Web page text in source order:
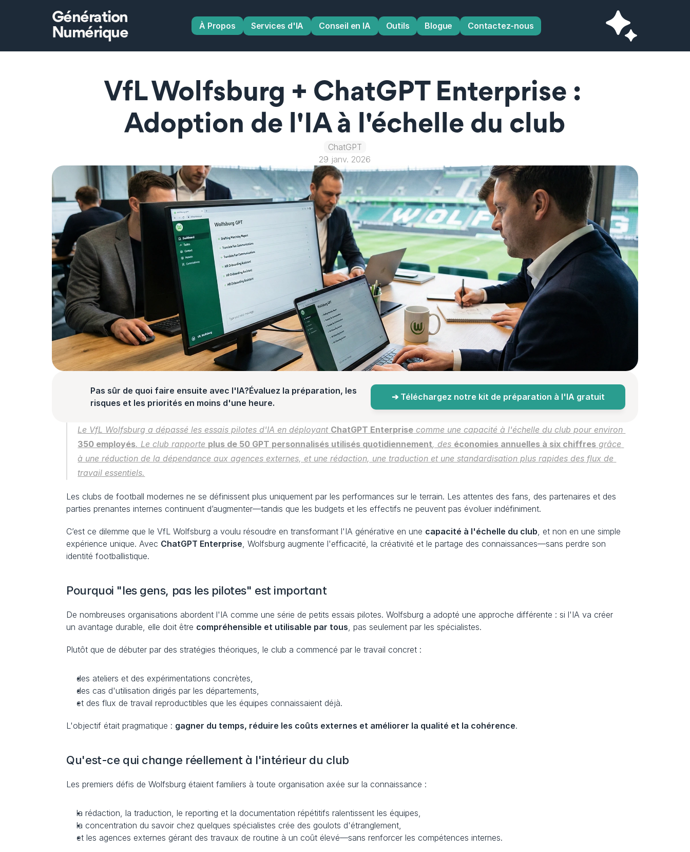
Génération
Numérique
À Propos Services d'IA Conseil en IA Outils Blogue Contactez-nous
VfL Wolfsburg + ChatGPT Enterprise :
Adoption de l'IA à l'échelle du club
ChatGPT
29 janv. 2026
Pas sûr de quoi faire ensuite avec l'IA?Évaluez la préparation, les
risques et les priorités en moins d'une heure.
➔ Téléchargez notre kit de préparation à l'IA gratuit
Le VfL Wolfsburg a dépassé les essais pilotes d'IA en déployant ChatGPT Enterprise
350 employés. Le club rapporte plus de 50 GPT personnalisés utilisés quotidiennement, des économies annuelles à six chiffres grâce
à une réduction de la dépendance aux agences externes, et une rédaction, une traduction et une standardisation plus rapides des flux de
travail essentiels.
Les clubs de football modernes ne se définissent plus uniquement par les performances sur le terrain. Les attentes des fans, des partenaires et des
parties prenantes internes continuent d’augmenter—tandis que les budgets et les effectifs ne peuvent pas évoluer indéfiniment.
C’est ce dilemme que le VfL Wolfsburg a voulu résoudre en transformant l'IA générative en une capacité à l'échelle du club, et non en une simple
expérience unique. Avec ChatGPT Enterprise, Wolfsburg augmente l'efficacité, la créativité et le partage des connaissances—sans perdre son
identité footballistique.
Pourquoi "les gens, pas les pilotes" est important
De nombreuses organisations abordent l'IA comme une série de petits essais pilotes. Wolfsburg a adopté une approche différente : si l'IA va créer
un avantage durable, elle doit être compréhensible et utilisable par tous, pas seulement par les spécialistes.
Plutôt que de débuter par des stratégies théoriques, le club a commencé par le travail concret :
des ateliers et des expérimentations concrètes,
des cas d'utilisation dirigés par les départements,
et des flux de travail reproductibles que les équipes connaissaient déjà.
L'objectif était pragmatique : gagner du temps, réduire les coûts externes et améliorer la qualité et la cohérence.
Qu'est-ce qui change réellement à l'intérieur du club
Les premiers défis de Wolfsburg étaient familiers à toute organisation axée sur la connaissance :
la rédaction, la traduction, le reporting et la documentation répétitifs ralentissent les équipes,
la concentration du savoir chez quelques spécialistes crée des goulots d'étranglement,
et les agences externes gérant des travaux de routine à un coût élevé—sans renforcer les compétences internes.